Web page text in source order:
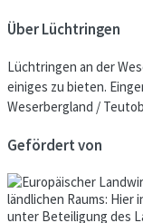
Über Lüchtringen
Lüchtringen an der
einiges zu bieten.
Weserbergland /
Gefördert von